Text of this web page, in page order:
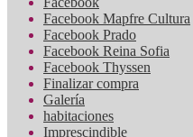
Facebook Mapfre Cultura
Facebook Prado
Facebook Reina Sofia
Facebook Thyssen
Finalizar compra
Galería
habitaciones
Imprescindible